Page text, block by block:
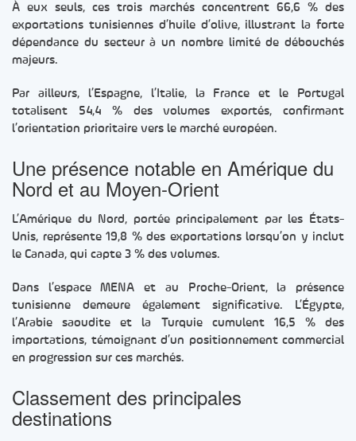
À eux seuls, ces trois marchés concentrent 66,6 % des
exportations tunisiennes d’huile d’olive, illustrant la forte
dépendance du secteur à un nombre limité de débouchés
majeurs.
Par ailleurs, l’Espagne, l’Italie, la France et le Portugal
totalisent 54,4 % des volumes exportés, confirmant
l’orientation prioritaire vers le marché européen.
Une présence notable en Amérique du
Nord et au Moyen-Orient
L’Amérique du Nord, portée principalement par les États-
Unis, représente 19,8 % des exportations lorsqu’on y inclut
le Canada, qui capte 3 % des volumes.
Dans l’espace MENA et au Proche-Orient, la présence
tunisienne demeure également significative. L’Égypte,
l’Arabie saoudite et la Turquie cumulent 16,5 % des
importations, témoignant d’un positionnement commercial
en progression sur ces marchés.
Classement des principales
destinations